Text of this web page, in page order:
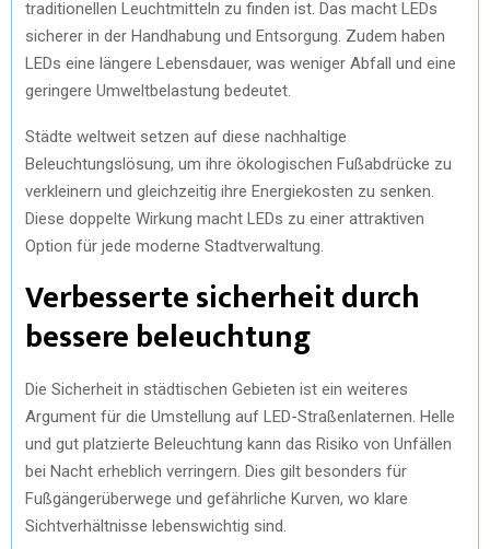
traditionellen Leuchtmitteln zu finden ist. Das macht LEDs
sicherer in der Handhabung und Entsorgung. Zudem haben
LEDs eine längere Lebensdauer, was weniger Abfall und eine
geringere Umweltbelastung bedeutet.
Städte weltweit setzen auf diese nachhaltige
Beleuchtungslösung, um ihre ökologischen Fußabdrücke zu
verkleinern und gleichzeitig ihre Energiekosten zu senken.
Diese doppelte Wirkung macht LEDs zu einer attraktiven
Option für jede moderne Stadtverwaltung.
Verbesserte sicherheit durch
bessere beleuchtung
Die Sicherheit in städtischen Gebieten ist ein weiteres
Argument für die Umstellung auf LED-Straßenlaternen. Helle
und gut platzierte Beleuchtung kann das Risiko von Unfällen
bei Nacht erheblich verringern. Dies gilt besonders für
Fußgängerüberwege und gefährliche Kurven, wo klare
Sichtverhältnisse lebenswichtig sind.